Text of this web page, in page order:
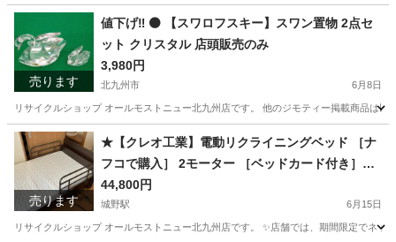
売ります
値下げ‼️ ⚫️ 【スワロフスキー】スワン置物 2点セ
ット クリスタル 店頭販売のみ
3,980円
北九州市 6月8日
リサイクルショップ オールモストニュー北九州店です。 他のジモティー掲載商品は
福岡 北九州市 その他 仮予約
売ります
★【クレオ工業】電動リクライニングベッド ［ナ
フコで購入］ 2モーター ［ベッドカード付き］
［AP2-221M-H］【3ヶ月保証】💳配送時🌟代引き
可💳※現金、クレジット、スマホ決済対応※
44,800円
城野駅 6月15日
リサイクルショップ オールモストニュー北九州店です。 ✨️店舗では、期間限定でネ